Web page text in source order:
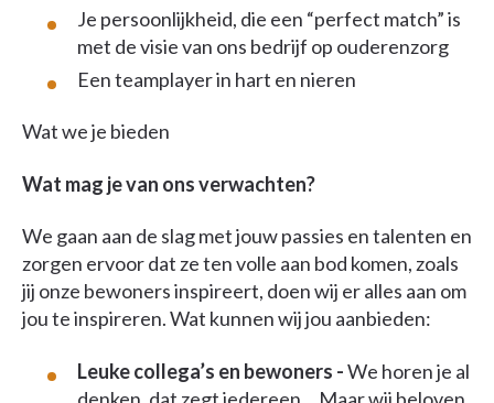
Je persoonlijkheid, die een “perfect match” is
met de visie van ons bedrijf op ouderenzorg
Een teamplayer in hart en nieren
Wat we je bieden
Wat mag je van ons verwachten?
We gaan aan de slag met jouw passies en talenten en
zorgen ervoor dat ze ten volle aan bod komen, zoals
jij onze bewoners inspireert, doen wij er alles aan om
jou te inspireren. Wat kunnen wij jou aanbieden:
Leuke collega’s en bewoners -We horen je al